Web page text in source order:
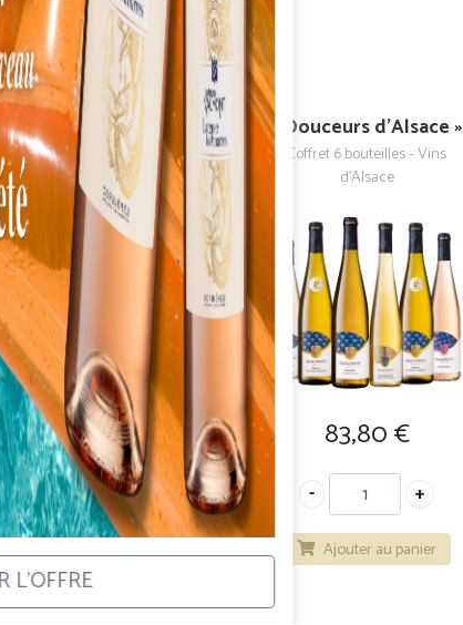
aussi
Pinot Gris
Cuvée des Amoureux
2023
14,00
« Douceurs d'Alsace »
Coffret 6 bouteilles - Vins
d'Alsace
83,80€
Ajouter au panier
L'OFFRE